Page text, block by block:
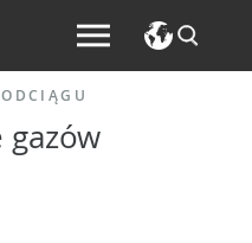
gazów